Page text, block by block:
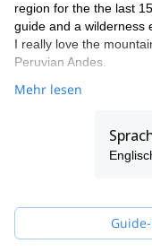
region for the the last
guide and a wilderness
I really love the
Peruvian Andes.
Mehr lesen